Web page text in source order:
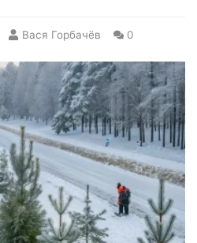
Вася Горбачёв 0